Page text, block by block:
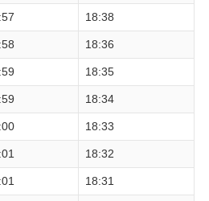
18:38
18:36
18:35
18:34
18:33
18:32
18:31